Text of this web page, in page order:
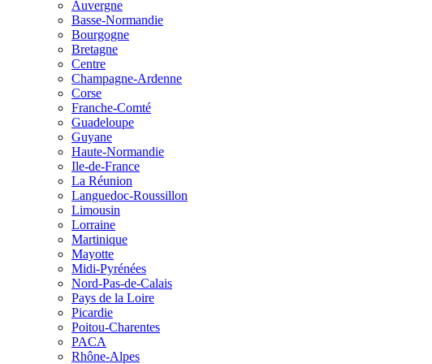
Auvergne
Basse-Normandie
Bourgogne
Bretagne
Centre
Champagne-Ardenne
Corse
Franche-Comté
Guadeloupe
Guyane
Haute-Normandie
Ile-de-France
La Réunion
Languedoc-Roussillon
Limousin
Lorraine
Martinique
Mayotte
Midi-Pyrénées
Nord-Pas-de-Calais
Pays de la Loire
Picardie
Poitou-Charentes
PACA
Rhône-Alpes